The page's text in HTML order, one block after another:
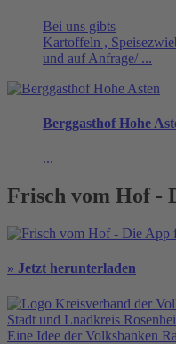
Bei uns gibts
Kartoffeln ,
und auf Anfrage/ ...
Berggasthof Hohe
...
Frisch vom Hof -
» Jetzt herunterladen
Eine Idee der Volksbanken